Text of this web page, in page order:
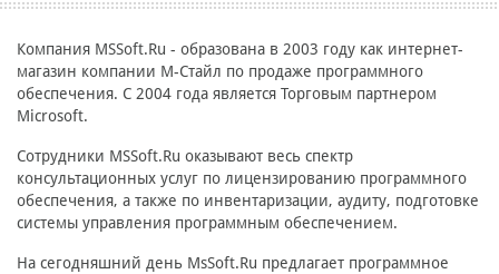
Компания MSSoft.Ru - образована в 2003 году как интернет-
магазин компании М-Стайл по продаже программного
обеспечения. С 2004 года является Торговым партнером
Microsoft.
Сотрудники MSSoft.Ru оказывают весь спектр
консультационных услуг по лицензированию программного
обеспечения, а также по инвентаризации, аудиту, подготовке
системы управления программным обеспечением.
На сегодняшний день MsSoft.Ru предлагает программное